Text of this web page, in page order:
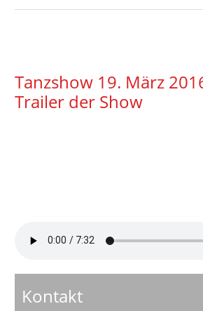
Tanzshow 19. März
Trailer der Show
Kontakt